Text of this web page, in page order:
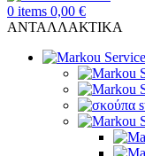
0 items 0,00 €
ΑΝΤΑΛΛΑΚΤΙΚΑ